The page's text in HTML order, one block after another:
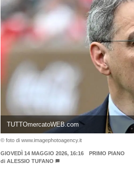
TUTTOmercatoWEB.com
© foto di www.imagephotoagency.it
GIOVEDÌ 14 MAGGIO 2026, 16:16
PRIMO PIANO
di ALESSIO TUFANO